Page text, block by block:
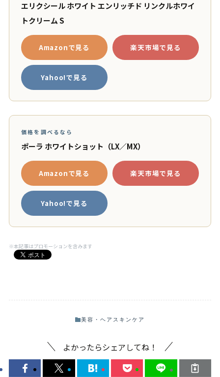
エリクシール ホワイト エンリッチド リンクルホワイ
トクリーム S
Amazonで見る 楽天市場で見る
Yahoo!で見る
価格を調べるなら
ポーラ ホワイトショット（LX／MX）
Amazonで見る 楽天市場で見る
Yahoo!で見る
※本記事はプロモーションを含みます
美容・ヘア スキンケア
よかったらシェアしてね！